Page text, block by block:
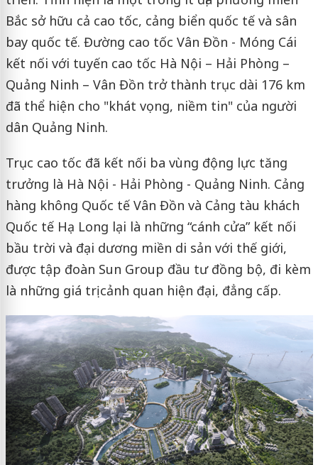
Bắc sở hữu cả cao tốc, cảng biển quốc tế và sân
bay quốc tế. Đường cao tốc Vân Đồn - Móng Cái
kết nối với tuyến cao tốc Hà Nội – Hải Phòng –
Quảng Ninh – Vân Đồn trở thành trục dài 176 km
đã thể hiện cho "khát vọng, niềm tin" của người
dân Quảng Ninh.
Trục cao tốc đã kết nối ba vùng động lực tăng
trưởng là Hà Nội - Hải Phòng - Quảng Ninh. Cảng
hàng không Quốc tế Vân Đồn và Cảng tàu khách
Quốc tế Hạ Long lại là những “cánh cửa” kết nối
bầu trời và đại dương miền di sản với thế giới,
được tập đoàn Sun Group đầu tư đồng bộ, đi kèm
là những giá trị cảnh quan hiện đại, đẳng cấp.